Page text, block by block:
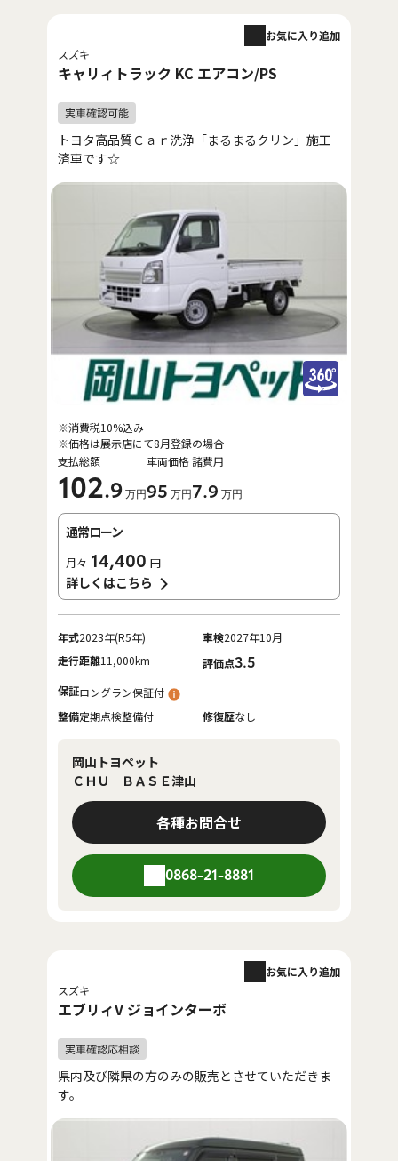
スズキ
キャリィトラック KC エアコン/PS
お気に入り追加
トヨタ高品質Ｃａｒ洗浄「まるまるクリン」施工
済車です☆
支払総額
102.9 万円
車両価格
95 万円
諸費用
7.9 万円
※消費税10%込み
※価格は展示店にて8月登録の場合
通常ローン
月々 14,400 円
詳しくはこちら
年式2023年(R5年) 車検2027年10月
走行距離11,000km 評価点3.5
保証ロングラン保証付
整備定期点検整備付 修復歴なし
岡山トヨペット
ＣＨＵ ＢＡＳＥ津山
各種お問合せ
0868-21-8881
スズキ
エブリィV ジョインターボ
お気に入り追加
県内及び隣県の方のみの販売とさせていただきま
す。